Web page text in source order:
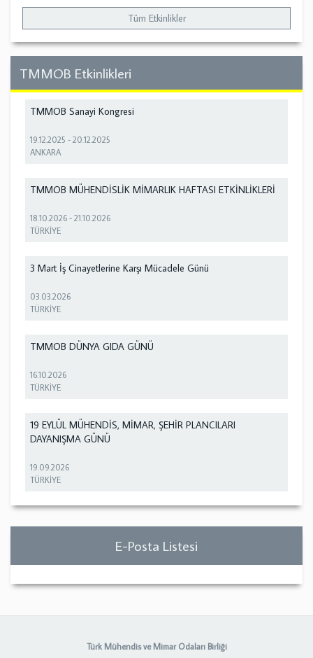
Tüm Etkinlikler
TMMOB Etkinlikleri
TMMOB Sanayi Kongresi
19.12.2025 -20.12.2025
ANKARA
TMMOB MÜHENDİSLİK MİMARLIK HAFTASI ETKİNLİKLERİ
18.10.2026 -21.10.2026
TÜRKİYE
3 Mart İş Cinayetlerine Karşı Mücadele Günü
03.03.2026
TÜRKİYE
TMMOB DÜNYA GIDA GÜNÜ
16.10.2026
TÜRKİYE
19 EYLÜL MÜHENDİS, MİMAR, ŞEHİR PLANCILARI
DAYANIŞMA GÜNÜ
19.09.2026
TÜRKİYE
E-Posta Listesi
Türk Mühendis ve Mimar Odaları Birliği